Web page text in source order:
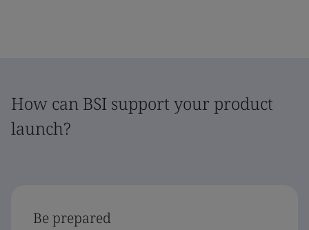
How can BSI support your product
launch?
Be prepared